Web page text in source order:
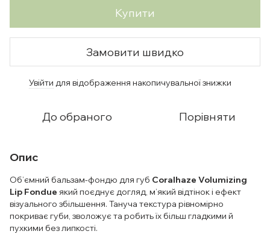
Купити
Замовити швидко
Увійти для відображення накопичувальної знижки
До обраного Порівняти
Опис
Об’ємний бальзам-фондю для губ Coralhaze Volumizing
Lip Fondue який поєднує догляд, м’який відтінок і ефект
візуального збільшення. Тануча текстура рівномірно
покриває губи, зволожує та робить їх більш гладкими й
пухкими без липкості.